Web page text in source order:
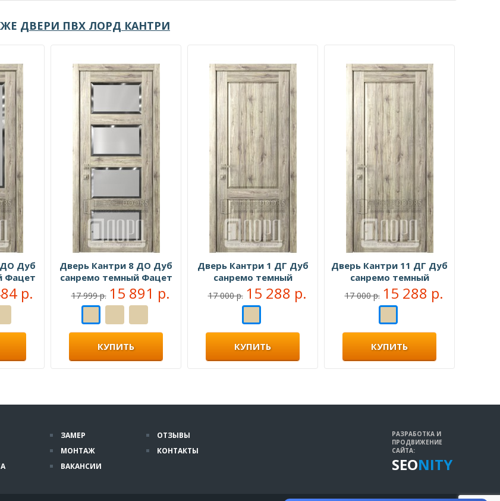
ДВЕРИ ПВХ ЛОРД КАНТРИ
ДО Дуб
Фацет
р.
Дверь Кантри 8 ДО Дуб
санремо темный Фацет
17 999 р. 15 891 р.
КУПИТЬ
Дверь Кантри 1 ДГ Дуб
санремо темный
17 000 р. 15 288 р.
КУПИТЬ
Дверь Кантри 11 ДГ Дуб
санремо темный
17 000 р. 15 288 р.
КУПИТЬ
ЗАМЕР
МОНТАЖ
ВАКАНСИИ
ОТЗЫВЫ
КОНТАКТЫ
РАЗРАБОТКА И
ПРОДВИЖЕНИЕ
САЙТА:
SEONITY